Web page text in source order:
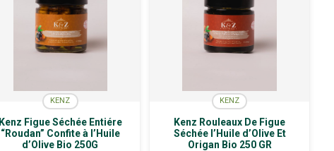
KENZ
Kenz Figue Séchée Entiére
“Roudan” Confite à l’Huile
d’Olive Bio 250G
KENZ
Kenz Rouleaux De Figue
Séchée l’Huile d’Olive Et
Origan Bio 250 GR